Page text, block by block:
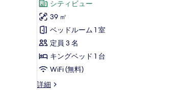
ゼ
ク
テ
ィ
ブ
ル
ー
コ
ミ
15
件)
シティビュー
39 ㎡
ベッドルーム 1 室
定員 3 名
キングベッド 1 台
WiFi (無料)
詳細
Horizon